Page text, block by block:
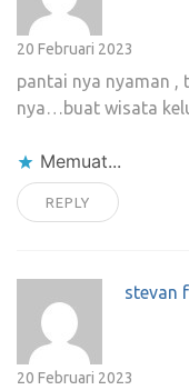
20 Februari 2023
pantai nya nyaman ,
nya…buat wisata
Memuat...
REPLY
stevan
20 Februari 2023